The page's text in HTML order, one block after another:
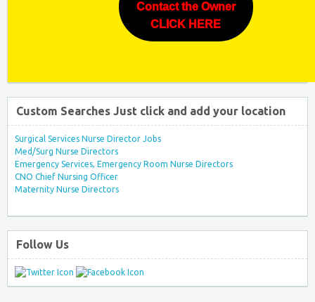
Contact the Owner
CLICK HERE
Custom Searches Just click and add your location
Surgical Services Nurse Director Jobs
Med/Surg Nurse Directors
Emergency Services, Emergency Room Nurse Directors
CNO Chief Nursing Officer
Maternity Nurse Directors
Follow Us